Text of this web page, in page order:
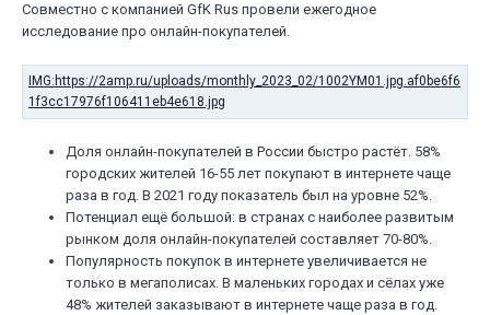
Совместно с компанией GfK Rus провели ежегодное
исследование про онлайн-покупателей.
Доля онлайн-покупателей в России быстро растёт. 58%
городских жителей 16-55 лет покупают в интернете чаще
раза в год. В 2021 году показатель был на уровне 52%.
Потенциал ещё большой: в странах с наиболее развитым
рынком доля онлайн-покупателей составляет 70-80%.
Популярность покупок в интернете увеличивается не
только в мегаполисах. В маленьких городах и сёлах уже
48% жителей заказывают в интернете чаще раза в год.